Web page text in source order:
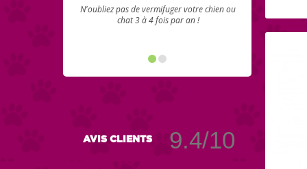
N'oubliez pas de vermifuger votre chien ou
chat 3 à 4 fois par an !
AVIS CLIENTS 9.4/10